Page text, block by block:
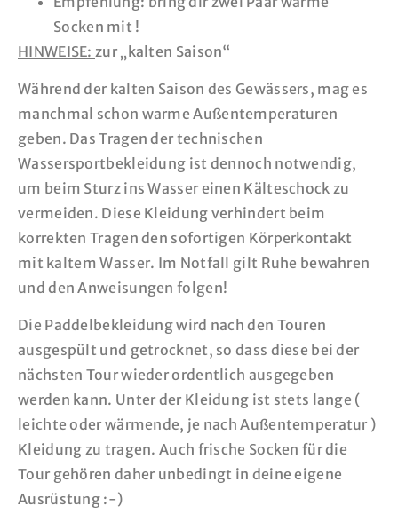
Socken mit !
HINWEISE: zur „kalten Saison“
Während der kalten Saison des Gewässers, mag es
manchmal schon warme Außentemperaturen
geben. Das Tragen der technischen
Wassersportbekleidung ist dennoch notwendig,
um beim Sturz ins Wasser einen Kälteschock zu
vermeiden. Diese Kleidung verhindert beim
korrekten Tragen den sofortigen Körperkontakt
mit kaltem Wasser. Im Notfall gilt Ruhe bewahren
und den Anweisungen folgen!
Die Paddelbekleidung wird nach den Touren
ausgespült und getrocknet, so dass diese bei der
nächsten Tour wieder ordentlich ausgegeben
werden kann. Unter der Kleidung ist stets lange (
leichte oder wärmende, je nach Außentemperatur )
Kleidung zu tragen. Auch frische Socken für die
Tour gehören daher unbedingt in deine eigene
Ausrüstung :-)